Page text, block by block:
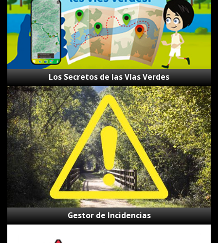
Los Secretos de las Vías Verdes
Gestor
de
Incidencias
Gestor de Incidencias